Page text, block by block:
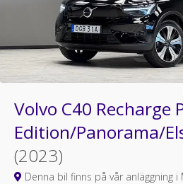
Volvo C40 Recharge
Edition/Panorama/
(2023)
Denna bil finns på vår anläggning i